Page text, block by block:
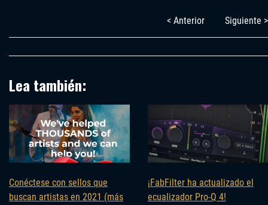
< Anterior Siguiente >
Lea también:
Conéctese con sellos que
buscan artistas en 2021 (más
¡FabFilter ha actualizado el
ecualizador Pro-Q 4!